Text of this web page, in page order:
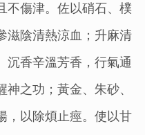
不傷津。佐以硝石、樸
滋陰清熱涼血；升麻清
沉香辛溫芳香，行氣通
之功；黃金、朱砂、
，以除煩止痙。使以甘